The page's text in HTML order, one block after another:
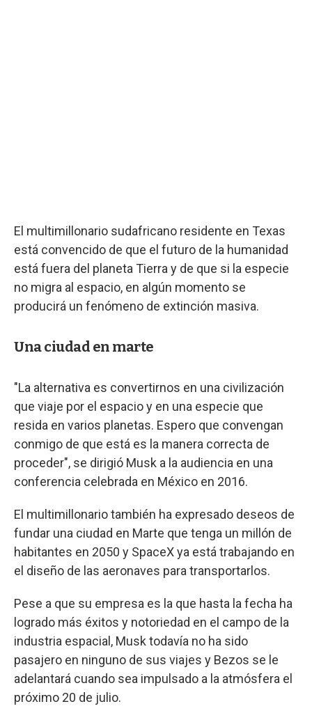
El multimillonario sudafricano residente en Texas
está convencido de que el futuro de la humanidad
está fuera del planeta Tierra y de que si la especie
no migra al espacio, en algún momento se
producirá un fenómeno de extinción masiva.
Una ciudad en marte
"La alternativa es convertirnos en una civilización
que viaje por el espacio y en una especie que
resida en varios planetas. Espero que convengan
conmigo de que está es la manera correcta de
proceder", se dirigió Musk a la audiencia en una
conferencia celebrada en México en 2016.
El multimillonario también ha expresado deseos de
fundar una ciudad en Marte que tenga un millón de
habitantes en 2050 y SpaceX ya está trabajando en
el diseño de las aeronaves para transportarlos.
Pese a que su empresa es la que hasta la fecha ha
logrado más éxitos y notoriedad en el campo de la
industria espacial, Musk todavía no ha sido
pasajero en ninguno de sus viajes y Bezos se le
adelantará cuando sea impulsado a la atmósfera el
próximo 20 de julio.